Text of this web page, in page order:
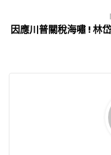
因應川普關稅海嘯 ! 林